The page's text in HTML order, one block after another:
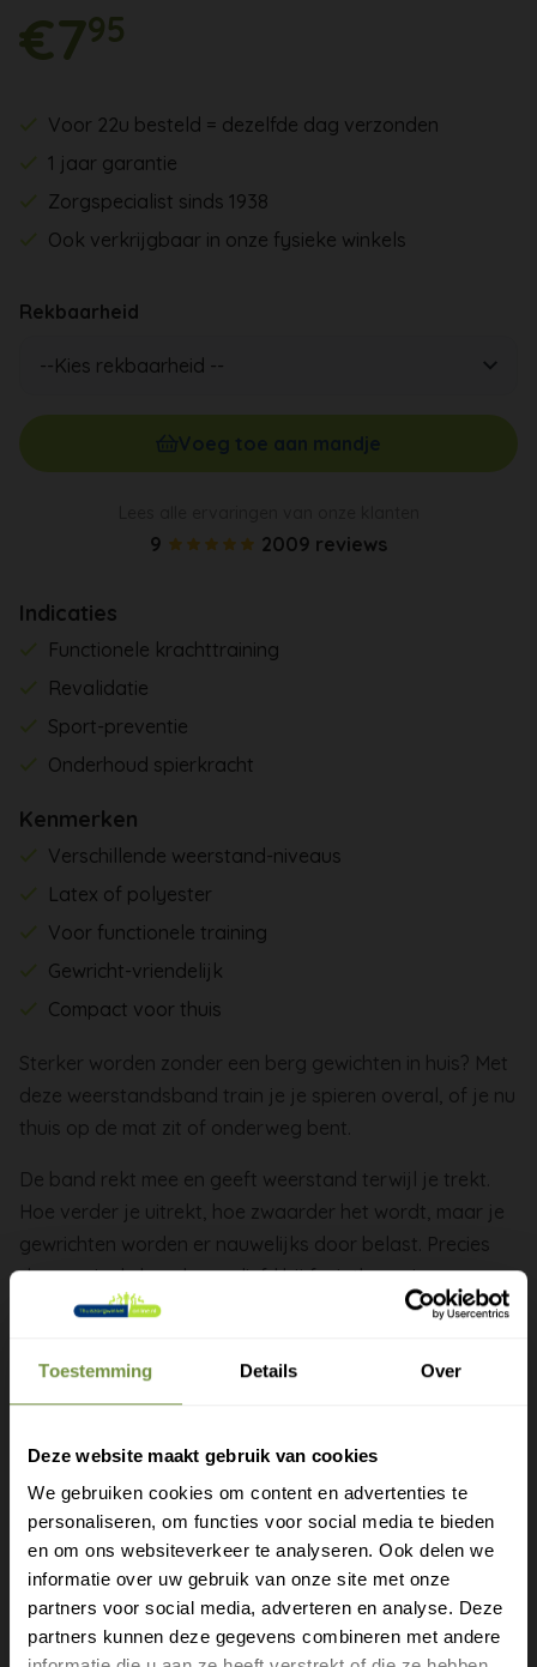
Toestemming Details Over
Deze website maakt gebruik van cookies
We gebruiken cookies om content en advertenties te
personaliseren, om functies voor social media te bieden
en om ons websiteverkeer te analyseren. Ook delen we
informatie over uw gebruik van onze site met onze
partners voor social media, adverteren en analyse. Deze
partners kunnen deze gegevens combineren met andere
€795
Voor 22u besteld = dezelfde dag verzonden
1 jaar garantie
Zorgspecialist sinds 1938
Ook verkrijgbaar in onze fysieke winkels
Rekbaarheid
9 2009 reviews
Indicaties
Functionele krachttraining
Revalidatie
Sport-preventie
Onderhoud spierkracht
Kenmerken
Verschillende weerstand-niveaus
Latex of polyester
Voor functionele training
Gewricht-vriendelijk
Compact voor thuis
Sterker worden zonder een berg gewichten in huis? Met
deze weerstandsband train je je spieren overal, of je nu
thuis op de mat zit of onderweg bent.
De band rekt mee en geeft weerstand terwijl je trekt.
Hoe verder je uitrekt, hoe zwaarder het wordt, maar je
gewrichten worden er nauwelijks door belast. Precies
daarom is de band zo geliefd bij fysiotherapie en
revalidatie.
Verschillende weerstandsniveaus, meestal per kleur
Licht en compact, past in elke tas
Fijn voor functionele training en blessurepreventie
Verkrijgbaar in latex of polyester
Begin met een lichte band en bouw rustig op naar een
zwaardere. Vervang de band zodra je slijtage of
scheurtjes ziet.
Gratis verzending?
Laat je e-mail achter.